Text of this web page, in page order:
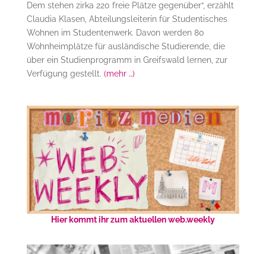
Dem stehen zirka 220 freie Plätze gegenüber“, erzählt
Claudia Klasen, Abteilungsleiterin für Studentisches
Wohnen im Studentenwerk. Davon werden 80
Wohnheimplätze für ausländische Studierende, die
über ein Studienprogramm in Greifswald lernen, zur
Verfügung gestellt. (mehr …)
Hier kommt ihr zum aktuellen web.weekly